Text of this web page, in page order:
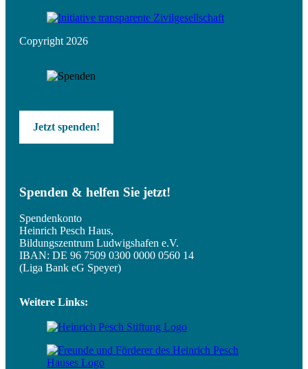
Copyright 2026
Jetzt spenden!
Spenden & helfen Sie jetzt!
Spendenkonto
Heinrich Pesch Haus,
Bildungszentrum Ludwigshafen e.V.
IBAN: DE 96 7509 0300 0000 0560 14
(Liga Bank eG Speyer)
Weitere Links: